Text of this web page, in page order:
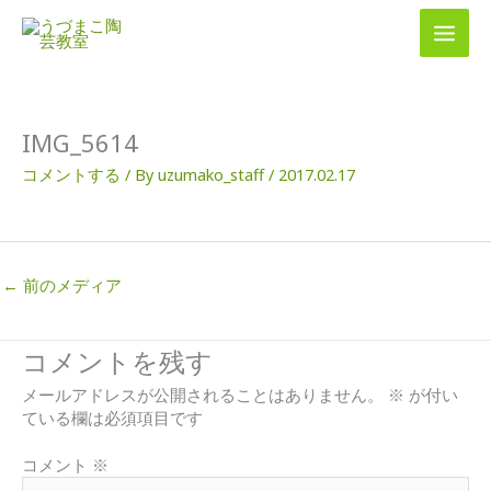
IMG_5614
コメントする / Byuzumako_staff/ 2017.02.17
← 前のメディア
コメントを残す
メールアドレスが公開されることはありません。 ※ が付い
ている欄は必須項目です
コメント ※